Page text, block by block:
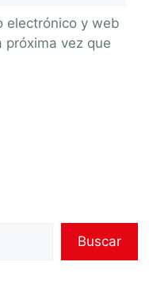
electrónico y web
próxima vez que
Buscar